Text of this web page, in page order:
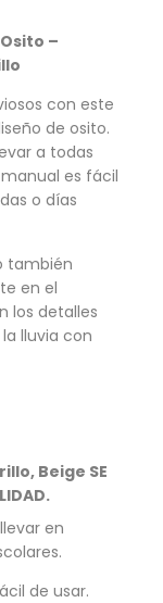
–
con este
de osito.
a todas
es fácil
o días
también
en el
los detalles
lluvia con
Beige SE
en
de usar.